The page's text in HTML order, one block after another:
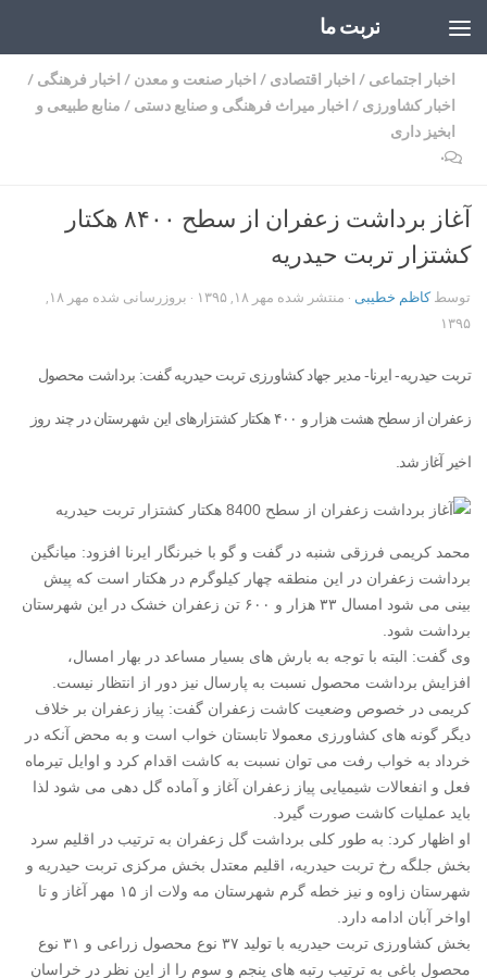
تربت ما
اخبار اجتماعی / اخبار اقتصادی / اخبار صنعت و معدن / اخبار فرهنگی /
اخبار کشاورزی / اخبار میراث فرهنگی و صنایع دستی / منابع طبیعی و
ابخیز داری
۰
آغاز برداشت زعفران از سطح ۸۴۰۰ هکتار
کشتزار تربت حیدریه
توسطکاظم خطیبی · منتشر شده مهر ۱۸, ۱۳۹۵ · بروزرسانی شده
مهر ۱۸,
۱۳۹۵
تربت حیدریه- ایرنا- مدیر جهاد کشاورزی تربت حیدریه گفت: برداشت محصول
زعفران از سطح هشت هزار و ۴۰۰ هکتار کشتزارهای این شهرستان در چند روز
اخیر آغاز شد.
محمد کریمی فرزقی شنبه در گفت و گو با خبرنگار ایرنا افزود: میانگین
برداشت زعفران در این منطقه چهار کیلوگرم در هکتار است که پیش
بینی می شود امسال ۳۳ هزار و ۶۰۰ تن زعفران خشک در این شهرستان
برداشت شود.
وی گفت: البته با توجه به بارش های بسیار مساعد در بهار امسال،
افزایش برداشت محصول نسبت به پارسال نیز دور از انتظار نیست.
کریمی در خصوص وضعیت کاشت زعفران گفت: پیاز زعفران بر خلاف
دیگر گونه های کشاورزی معمولا تابستان خواب است و به محض آنکه در
خرداد به خواب رفت می توان نسبت به کاشت اقدام کرد و اوایل تیرماه
فعل و انفعالات شیمیایی پیاز زعفران آغاز و آماده گل دهی می شود لذا
باید عملیات کاشت صورت گیرد.
او اظهار کرد: به طور کلی برداشت گل زعفران به ترتیب در اقلیم سرد
بخش جلگه رخ تربت حیدریه، اقلیم معتدل بخش مرکزی تربت حیدریه و
شهرستان زاوه و نیز خطه گرم شهرستان مه ولات از ۱۵ مهر آغاز و تا
اواخر آبان ادامه دارد.
بخش کشاورزی تربت حیدریه با تولید ۳۷ نوع محصول زراعی و ۳۱ نوع
محصول باغی به ترتیب رتبه های پنجم و سوم را از این نظر در خراسان